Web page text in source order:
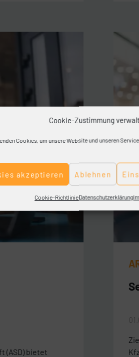
Cookie-Zustimmung
Cookies, um unsere Website und unseren
akzeptieren Ablehnen
Cookie-RichtlinieDatenschutzerklärung
(ASD) bietet